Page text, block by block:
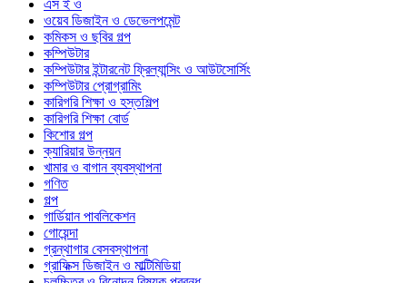
এস ই ও
ওয়েব ডিজাইন ও ডেভেলপমেন্ট
কমিকস ও ছবির গল্প
কম্পিউটার
কম্পিউটার ইন্টারনেট ফ্রিল্যান্সিং ও আউটসোর্সিং
কম্পিউটার প্রোগ্রামিং
কারিগরি শিক্ষা ও হস্তশিল্প
কারিগরি শিক্ষা বোর্ড
কিশোর গল্প
ক্যারিয়ার উন্নয়ন
খামার ও বাগান ব্যবস্থাপনা
গণিত
গল্প
গার্ডিয়ান পাবলিকেশন
গোয়েন্দা
গ্রন্থাগার বেসবস্থাপনা
গ্রাফিক্স ডিজাইন ও মাল্টিমিডিয়া